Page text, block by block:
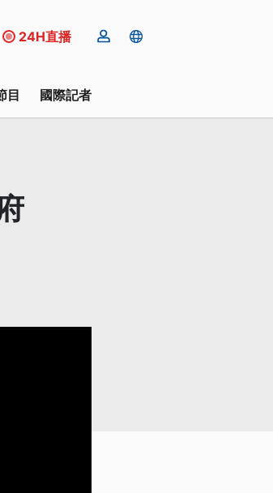
24H直播
目 國際記者